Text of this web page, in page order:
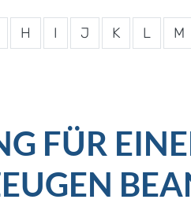
H I J K L M
FÜR